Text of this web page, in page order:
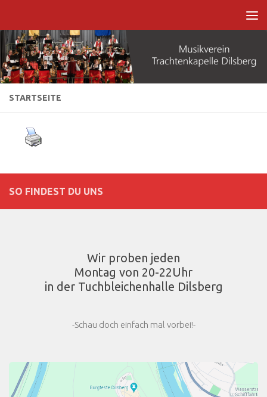
STARTSEITE
SO FINDEST DU UNS
Wir proben jeden
Montag von 20-22Uhr
in der Tuchbleichenhalle Dilsberg
-Schau doch einfach mal vorbei!-